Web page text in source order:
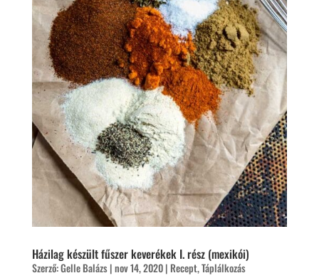
Házilag készült fűszer keverékek I. rész (mexikói)
Szerző:Gelle Balázs|nov 14, 2020| Recept,Táplálkozás